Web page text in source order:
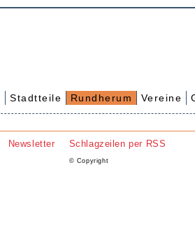
Stadtteile Rundherum Vereine
Newsletter Schlagzeilen per RSS
© Copyright